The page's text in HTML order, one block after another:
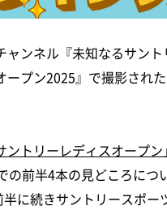
ンネル『未知なるサン
ープン2025』で撮影され
ントリーレディスオープ
の前半4本の見どころに
に続きサントリースポ